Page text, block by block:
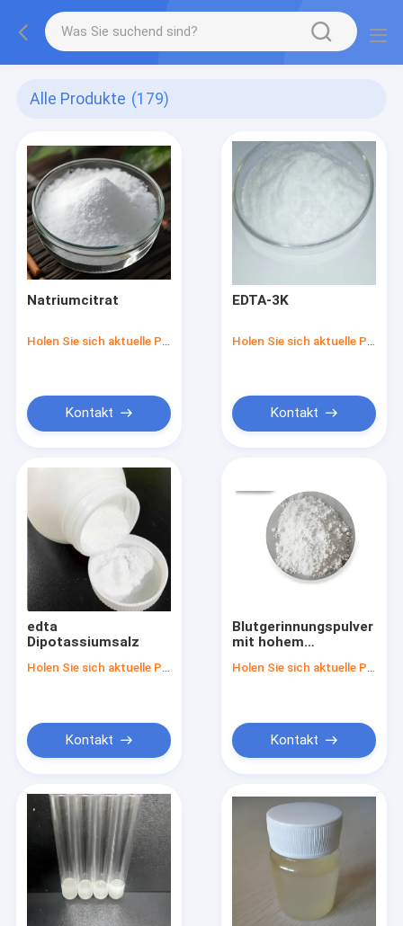
Alle Produkte (179)
Natriumcitrat
Holen Sie sich aktuelle Preis
Kontakt
EDTA-3K
Holen Sie sich aktuelle Preis
Kontakt
edta
Dipotassiumsalz
Holen Sie sich aktuelle Preis
Kontakt
Blutgerinnungspulver
mit hohem
Holen Sie sich aktuelle Preis
Kontakt